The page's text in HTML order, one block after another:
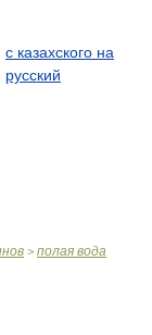
с казахского на
русский
> полая вода